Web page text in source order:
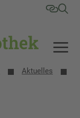
Aktuelles